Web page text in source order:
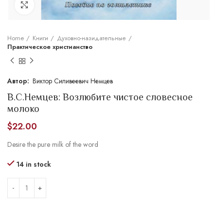
Увеличить
Home Книги
Духовно-назидательные
Практическое христианство
Виктор Силивеевич Немцев
В.С.Немцев: Возлюбите чистое словесное
молоко
$22.00
Desire the pure milk of the word
14 in stock